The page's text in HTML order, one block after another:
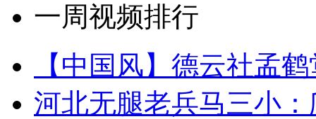
一周视频排行
【中国风】德云社孟
河北无腿老兵马三小